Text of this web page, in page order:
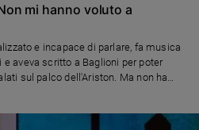
mi hanno voluto a
e incapace di parlare, fa musica
aveva scritto a Baglioni per poter
sul palco dell'Ariston. Ma non ha